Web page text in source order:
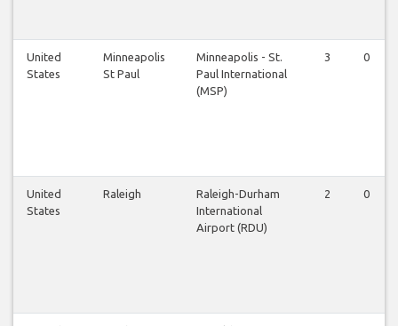
United
States
Minneapolis
St Paul
Minneapolis - St.
Paul International
(MSP)
3 0
United
States
Raleigh
Raleigh-Durham
International
Airport (RDU)
2 0